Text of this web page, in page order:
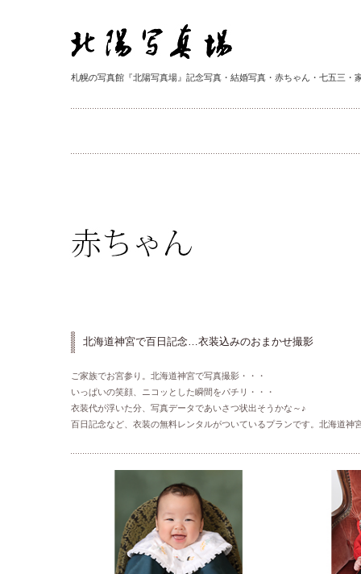
札幌の写真館『北陽写真場』記念写真・結婚写真・赤ちゃん・七五三
北海道神宮で百日記念…衣装込みのおまかせ撮影
ご家族でお宮参り。北海道神宮で写真撮影・・・
いっぱいの笑顔、ニコッとした瞬間をパチリ・・・
衣装代が浮いた分、写真データであいさつ状出そうかな～♪
百日記念など、衣装の無料レンタルがついているプランです。北海道